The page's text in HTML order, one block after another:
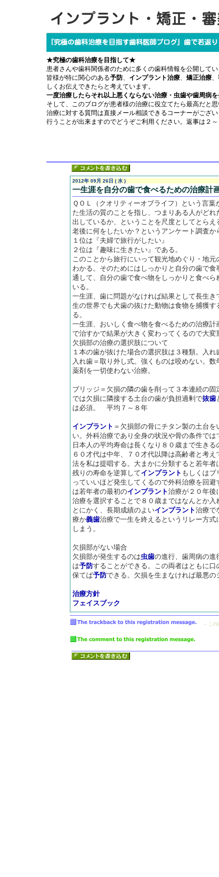
★究極の歯科治療を目指して★
患者さんや歯科関係者のために多くの歯科情報を公開して
皆様が特に関心のある予防、 インプラント治療、 矯正治療、
しくお伝えできたらと考えています。
一度治療したらそれ以上悪くならない治療・虫歯や歯周病
そして、このブログが患者様の治療に役立てたら最高だと
治療に対する質問は直接メール相談できるコーナーがござ
行うことが出来ますのでどうぞご利用ください。返事は２
2012年 09月 26日 ( 水 )
一生涯を自分の歯で食べるための治療計
ＱＯＬ（クオリティーオブライフ）という言
た生活の質のことを指し、つまりある人がど
出しているか、ということを尺度としてとらえ
老後に何をしたいか？というアンケート調査か
１位は『夫婦で旅行がしたい』
２位は『趣味に生きたい』である。
このことから旅行にいって観光地めぐり・地
わかる。そのためにはしっかりと自分の歯で
通して、自分の歯で食べ物をしっかりと食べ
いる。
一生涯、歯に問題がなければ結果として長生
生の世界でも犬歯の抜けた動物は食物を捕獲
る。
一生涯、おいしく食べ物を食べるための治療
で治すかで結果が大きく変わってくるので大変
欠損部の治療の選択肢について
１本の歯が抜けた場合の選択肢は３種類。入れ
入れ歯＝取り外し式。強くものは咬めない。
薬剤を一切使わない治療。
ブリッジ＝欠損の隣の歯を削って３本連続の
では欠損に隣接する土台の歯が負担過剰で抜歯
は必須。 平均７～８年
インプラント ＝欠損部の骨にチタン製の土台
い。外科治療であり全身の状況や骨の条件で
日本人の平均寿命は長くなり８０歳まで生き
６０才代は中年、７０才代以降は高齢者と考
法を私は提唱する。大まかに分類すると若年者
残りの寿命を逆算してインプラント もしくはブ
っていいほど発生してくるので外科治療を回
は若年者の最初のインプラント治療が２０年後
治療を選択することで８０歳まではなんとか
とにかく、長期成績のよいインプラント治療で
療か義歯治療で一生を終えるというリレー方
しまう。
欠損部がない場合
欠損部が発生するのは虫歯の進行、歯周病の進
は予防することができる。この両者はともに
保てば予防できる。欠損を生まなければ最悪
治療方針
フェイスブック
-- この